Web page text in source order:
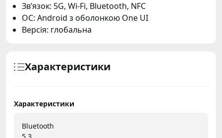
Зв’язок: 5G, Wi-Fi, Bluetooth, NFC
ОС: Android з оболонкою One UI
Версія: глобальна
Характеристики
Характеристики
Bluetooth